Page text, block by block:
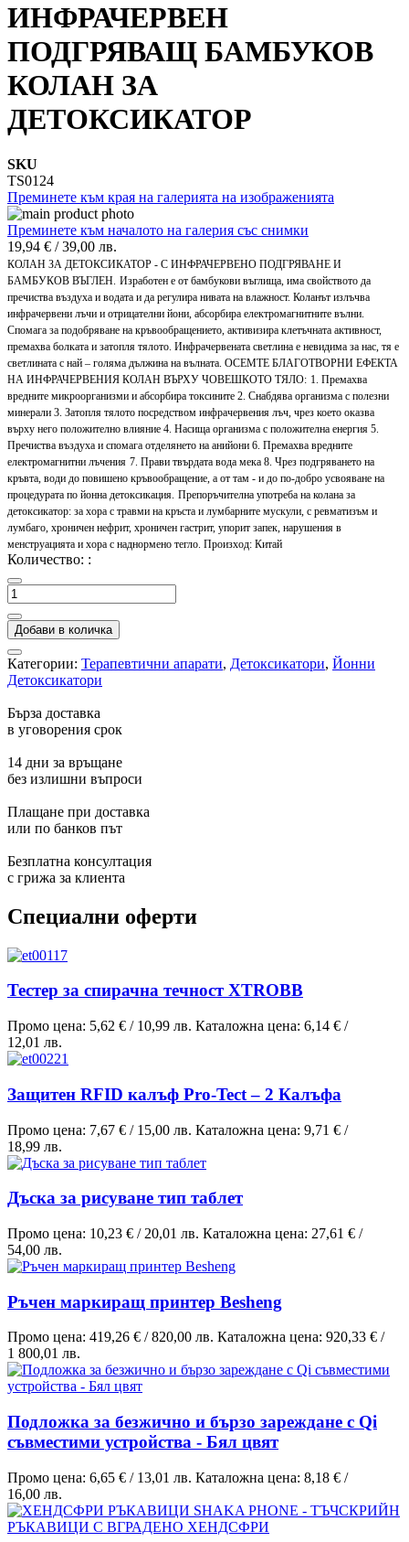
ИНФРАЧЕРВЕН
ПОДГРЯВАЩ БАМБУКОВ
КОЛАН ЗА
ДЕТОКСИКАТОР
SKU
TS0124
Преминете към края на галерията на изображенията
Преминете към началото на галерия със снимки
19,94 € /39,00 лв.
КОЛАН ЗА ДЕТОКСИКАТОР - С ИНФРАЧЕРВЕНО ПОДГРЯВАНЕ И
БАМБУКОВ ВЪГЛЕН. Изработен е от бамбукови въглища, има свойството да
пречиства въздуха и водата и да регулира нивата на влажност. Коланът излъчва
инфрачервени лъчи и отрицателни йони, абсорбира електромагнитните вълни.
Спомага за подобряване на кръвообращението, активизира клетъчната активност,
премахва болката и затопля тялото. Инфрачервената светлина е невидима за нас, тя е
светлината с най – голяма дължина на вълната. ОСЕМТЕ БЛАГОТВОРНИ ЕФЕКТА
НА ИНФРАЧЕРВЕНИЯ КОЛАН ВЪРХУ ЧОВЕШКОТО ТЯЛО: 1. Премахва
вредните микроорганизми и абсорбира токсините 2. Снабдява организма с полезни
минерали 3. Затопля тялото посредством инфрачервения лъч, чрез което оказва
върху него положително влияние 4. Насища организма с положителна енергия 5.
Пречиства въздуха и спомага отделянето на анийони 6. Премахва вредните
електромагнитни лъчения 7. Прави твърдата вода мека 8. Чрез подгряването на
кръвта, води до повишено кръвообращение, а от там - и до по-добро усвояване на
процедурата по йонна детоксикация. Препоръчителна употреба на колана за
детоксикатор: за хора с травми на кръста и лумбарните мускули, с ревматизъм и
лумбаго, хроничен нефрит, хроничен гастрит, упорит запек, нарушения в
менструацията и хора с наднормено тегло. Произход: Китай
Количество: :
Добави в количка
Категории: Терапевтични апарати, Детоксикатори, Йонни
Детоксикатори
Бърза доставка
в уговорения срок
14 дни за връщане
без излишни въпроси
Плащане при доставка
или по банков път
Безплатна консултация
с грижа за клиента
Специални оферти
Тестер за спирачна течност XTROBB
Промо цена: 5,62 € / 10,99 лв. Каталожна цена: 6,14 € /
12,01 лв.
Защитен RFID калъф Pro-Tect – 2 Калъфа
Промо цена: 7,67 € / 15,00 лв. Каталожна цена: 9,71 € /
18,99 лв.
Дъска за рисуване тип таблет
Промо цена: 10,23 € / 20,01 лв. Каталожна цена: 27,61 € /
54,00 лв.
Ръчен маркиращ принтер Besheng
Промо цена: 419,26 € /820,00 лв. Каталожна цена: 920,33 € /
1 800,01 лв.
Подложка за безжично и бързо зареждане с Qi
съвместими устройства - Бял цвят
Промо цена: 6,65 € / 13,01 лв. Каталожна цена: 8,18 € /
16,00 лв.